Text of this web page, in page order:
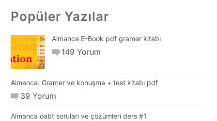
Popüler Yazılar
Almanca E-Book pdf gramer kitabı
149 Yorum
Almanca: Gramer ve konuşma + test kitabı pdf
39 Yorum
Almanca öabt soruları ve çözümleri ders #1